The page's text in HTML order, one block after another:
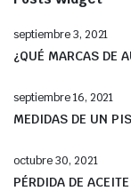
septiembre 3, 2021
¿QUÉ MARCAS DE
septiembre 16, 2021
MEDIDAS DE UN
octubre 30, 2021
PÉRDIDA DE